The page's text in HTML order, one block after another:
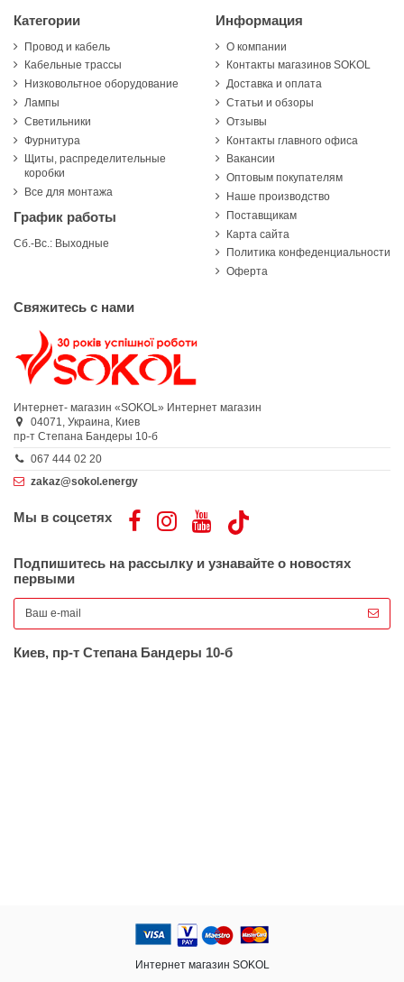
Категории
Провод и кабель
Кабельные трассы
Низковольтное оборудование
Лампы
Светильники
Фурнитура
Щиты, распределительные
коробки
Все для монтажа
График работы
Сб.-Вс.: Выходные
Информация
О компании
Контакты магазинов SOKOL
Доставка и оплата
Статьи и обзоры
Отзывы
Контакты главного офиса
Вакансии
Оптовым покупателям
Наше производство
Поставщикам
Карта сайта
Политика конфеденциальности
Оферта
Свяжитесь с нами
Интернет- магазин «SOKOL» Интернет магазин
04071, Украина, Киев
пр-т Степана Бандеры 10-б
067 444 02 20
zakaz@sokol.energy
Мы в соцсетях
Подпишитесь на рассылку и узнавайте о новостях
первыми
Киев, пр-т Степана Бандеры 10-б
Интернет магазин SOKOL